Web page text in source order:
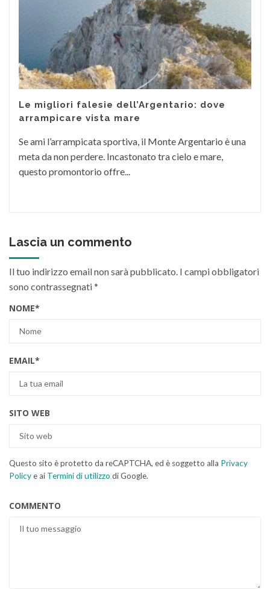
Le migliori falesie dell’Argentario: dove
arrampicare vista mare
Se ami l’arrampicata sportiva, il Monte Argentario è una
meta da non perdere. Incastonato tra cielo e mare,
questo promontorio offre...
Lascia un commento
Il tuo indirizzo email non sarà pubblicato. I campi obbligatori
sono contrassegnati*
NOME*
EMAIL*
SITO WEB
Questo sito è protetto da reCAPTCHA, ed è soggetto alla Privacy
Policye ai Termini di utilizzo di Google.
COMMENTO